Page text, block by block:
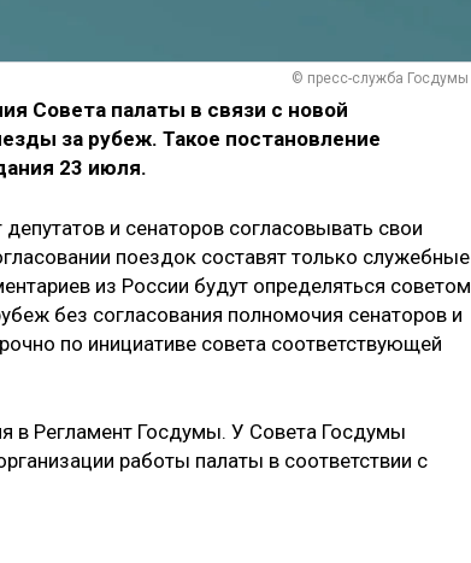
© пресс-служба Госдумы
Совета палаты в связи с новой
за рубеж. Такое постановление
23 июля.
и сенаторов согласовывать свои
поездок составят только служебные
из России будут определяться советом
без согласования полномочия сенаторов и
по инициативе совета соответствующей
в Регламент Госдумы. У Совета Госдумы
работы палаты в соответствии с